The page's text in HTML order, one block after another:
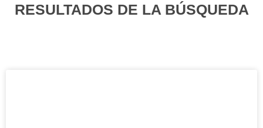
RESULTADOS DE LA BÚSQUEDA